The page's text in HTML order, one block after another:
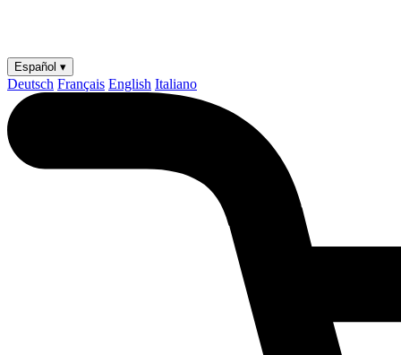
Español ▾
Deutsch Français English Italiano